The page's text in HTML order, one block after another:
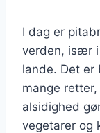
I dag er
verden, især
lande. Det
mange
alsidighed
vegetarer og